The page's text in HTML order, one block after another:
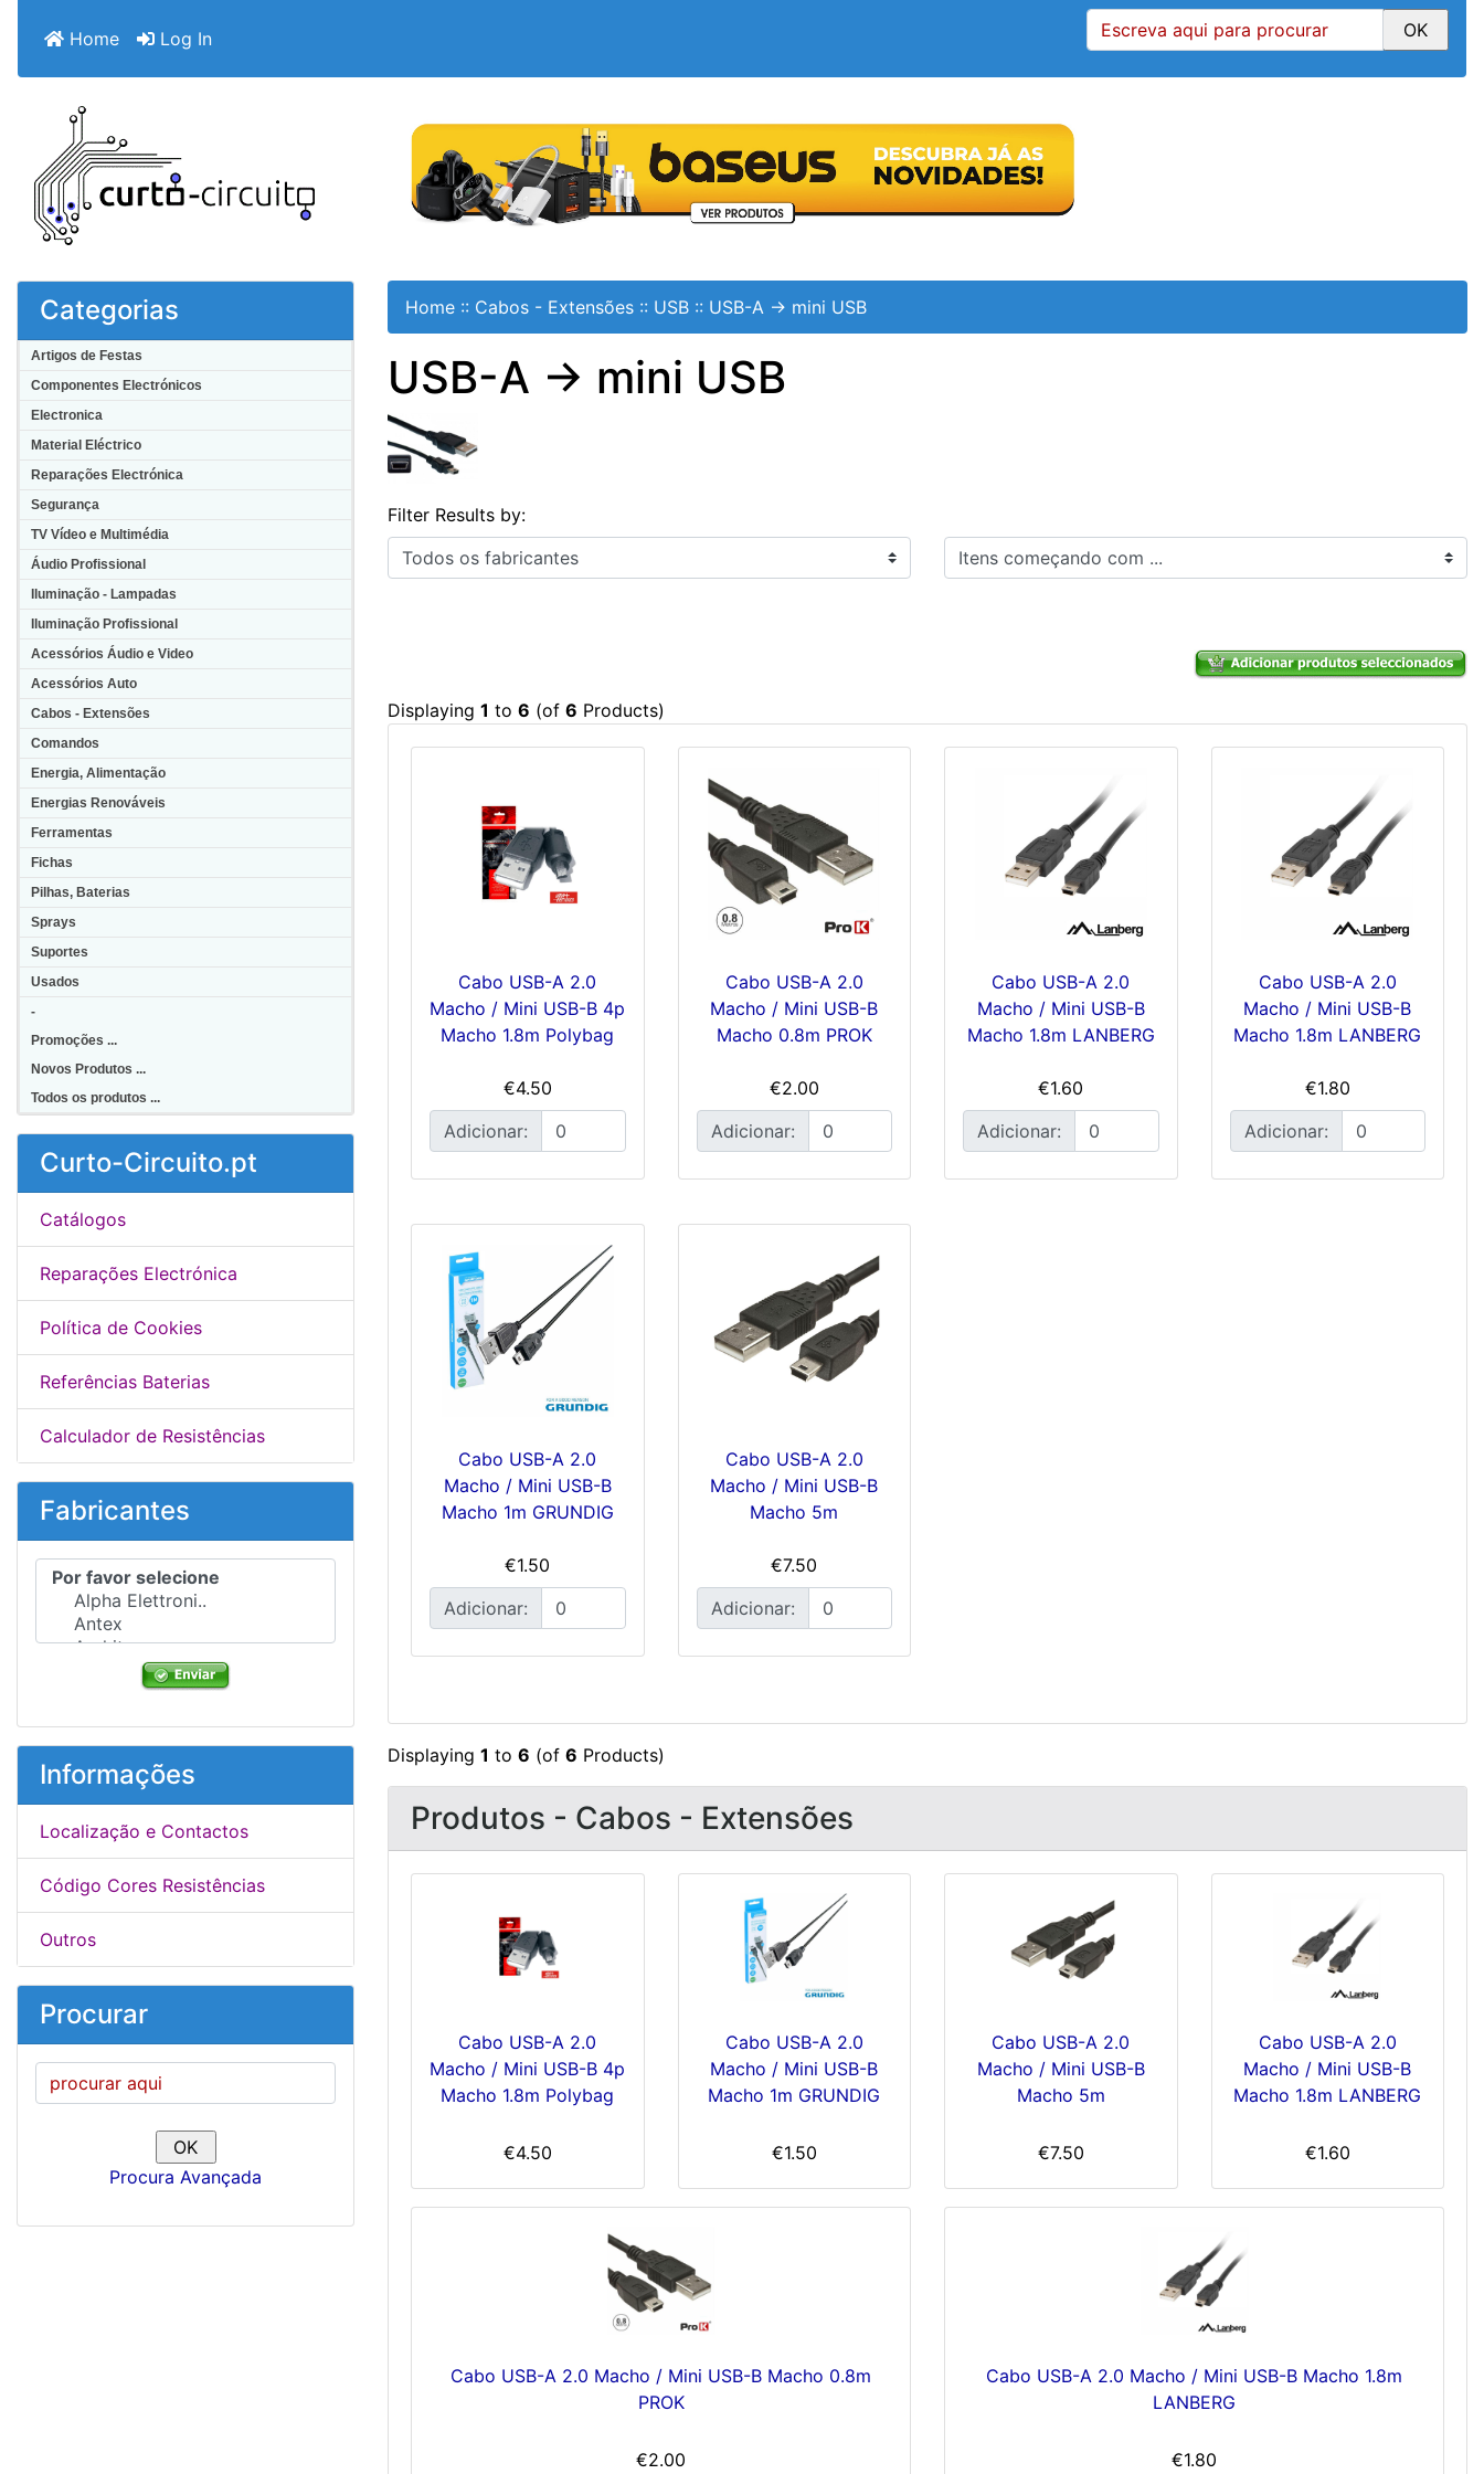
Home Log In
Categorias
Artigos de Festas
Componentes Electrónicos
Electronica
Material Eléctrico
Reparações Electrónica
Segurança
TV Vídeo e Multimédia
Áudio Profissional
Iluminação - Lampadas
Iluminação Profissional
Acessórios Áudio e Video
Acessórios Auto
Cabos - Extensões
Comandos
Energia, Alimentação
Energias Renováveis
Ferramentas
Fichas
Pilhas, Baterias
Sprays
Suportes
Usados
-
Promoções ...
Novos Produtos ...
Todos os produtos ...
Curto-Circuito.pt
Catálogos
Reparações Electrónica
Política de Cookies
Referências Baterias
Calculador de Resistências
Fabricantes
Por favor selecione ...
Informações
Localização e Contactos
Código Cores Resistências
Outros
Procurar
Procura Avançada
Home :: Cabos - Extensões :: USB :: USB-A -> mini USB
USB-A -> mini USB
Filter Results by:
Itens começando com ...
Displaying 1 to 6 (of 6 Products)
Cabo USB-A 2.0
Macho / Mini USB-B 4p
Macho 1.8m Polybag
€4.50
Adicionar:
Cabo USB-A 2.0
Macho / Mini USB-B
Macho 0.8m PROK
€2.00
Adicionar:
Cabo USB-A 2.0
Macho / Mini USB-B
Macho 1.8m LANBERG
€1.60
Adicionar:
Cabo USB-A 2.0
Macho / Mini USB-B
Macho 1.8m LANBERG
€1.80
Adicionar:
Cabo USB-A 2.0
Macho / Mini USB-B
Macho 1m GRUNDIG
€1.50
Adicionar:
Cabo USB-A 2.0
Macho / Mini USB-B
Macho 5m
€7.50
Adicionar:
Displaying 1 to 6 (of 6 Products)
Produtos - Cabos - Extensões
Cabo USB-A 2.0
Macho / Mini USB-B 4p
Macho 1.8m Polybag
€4.50
Cabo USB-A 2.0
Macho / Mini USB-B
Macho 1m GRUNDIG
€1.50
Cabo USB-A 2.0
Macho / Mini USB-B
Macho 5m
€7.50
Cabo USB-A 2.0
Macho / Mini USB-B
Macho 1.8m LANBERG
€1.60
Cabo USB-A 2.0 Macho / Mini USB-B Macho 0.8m
PROK
€2.00
Cabo USB-A 2.0 Macho / Mini USB-B Macho 1.8m
LANBERG
€1.80